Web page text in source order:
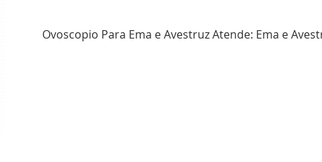
Ovoscopio Para Ema e Avestruz Atende: Ema e